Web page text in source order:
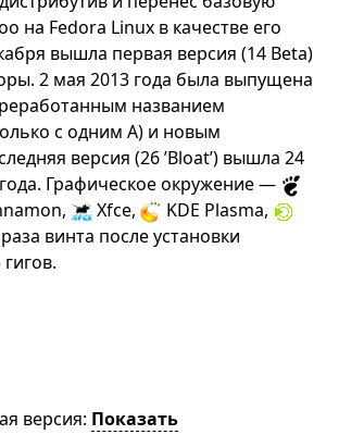
на Fedora Linux в качестве его
вышла первая версия (14 Beta)
2 мая 2013 года была выпущена
названием
с одним A) и новым
версия (26 ’Bloat’) вышла 24
Графическое окружение —
Xfce,
KDE Plasma,
винта после установки
версия: Показать